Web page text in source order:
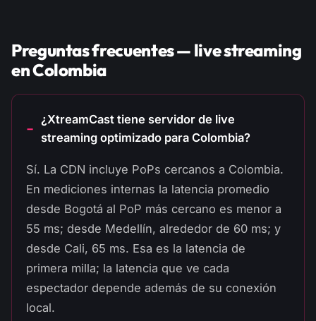
Preguntas frecuentes — live streaming
en Colombia
¿XtreamCast tiene servidor de live
streaming optimizado para Colombia?
Sí. La CDN incluye PoPs cercanos a Colombia.
En mediciones internas la latencia promedio
desde Bogotá al PoP más cercano es menor a
55 ms; desde Medellín, alrededor de 60 ms; y
desde Cali, 65 ms. Esa es la latencia de
primera milla; la latencia que ve cada
espectador depende además de su conexión
local.